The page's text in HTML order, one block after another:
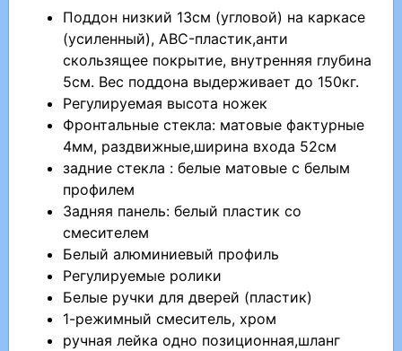
Поддон низкий 13см (угловой) на каркасе
(усиленный), ABC-пластик,анти
скользящее покрытие, внутренняя глубина
5см. Вес поддона выдерживает до 150кг.
Регулируемая высота ножек
Фронтальные стекла: матовые фактурные
4мм, раздвижные,ширина входа 52см
задние стекла : белые матовые с белым
профилем
Задняя панель: белый пластик со
смесителем
Белый алюминиевый профиль
Регулируемые ролики
Белые ручки для дверей (пластик)
1-режимный смеситель, хром
ручная лейка одно позиционная,шланг